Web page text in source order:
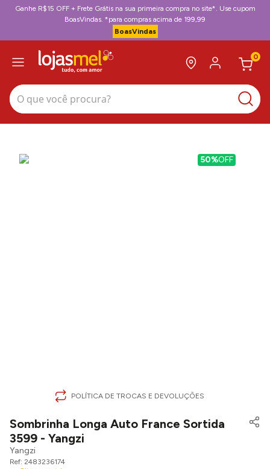
Ganhe R$15 OFF + Frete Grátis na sua primeira compra no site*. Use cupom
BoasVindas. *para compras acima de 199,99
BoasVindas
0
O que você procura?
50%OFF
POLÍTICA DE TROCAS E DEVOLUÇÕES
Sombrinha Longa Auto France Sortida
3599 - Yangzi
Yangzi
2483236174